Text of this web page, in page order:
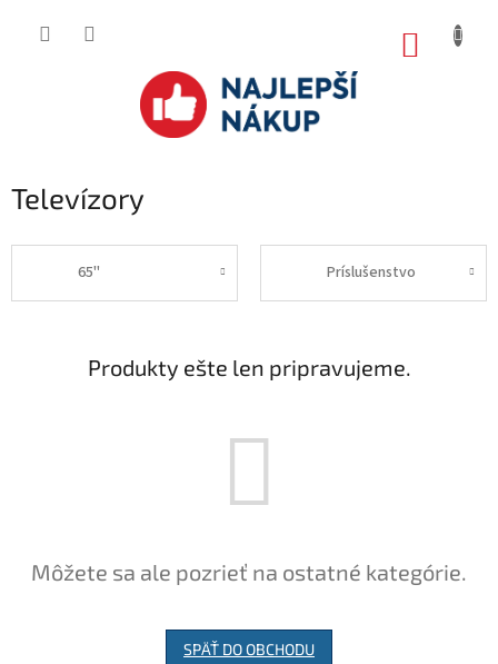
Televízory
65" Príslušenstvo
Produkty ešte len pripravujeme.
Môžete sa ale pozrieť na ostatné kategórie.
SPÄŤ DO OBCHODU